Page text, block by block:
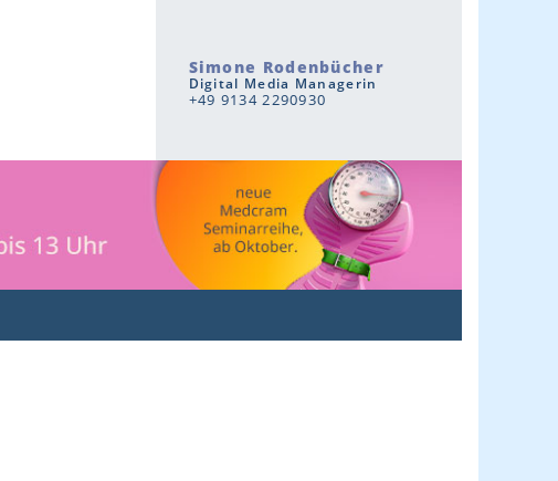
Simone Rodenbücher
Digital Media Managerin
+49 9134 2290930